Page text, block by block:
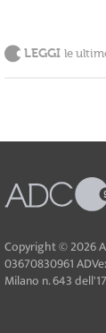
LEGGI le
Copyright © 2026
03670830961
Milano n. 643